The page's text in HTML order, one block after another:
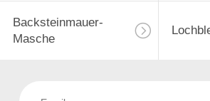
Backsteinmauer-
Masche